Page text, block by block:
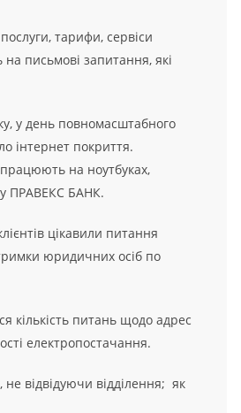
тарифи, сервіси
письмові запитання, які
у день повномасштабного
інтернет покриття.
на ноутбуках,
ПРАВЕКС БАНК.
цікавили питання
юридичних осіб по
кількість питань щодо адрес
електропостачання.
не відвідуючи відділення; як